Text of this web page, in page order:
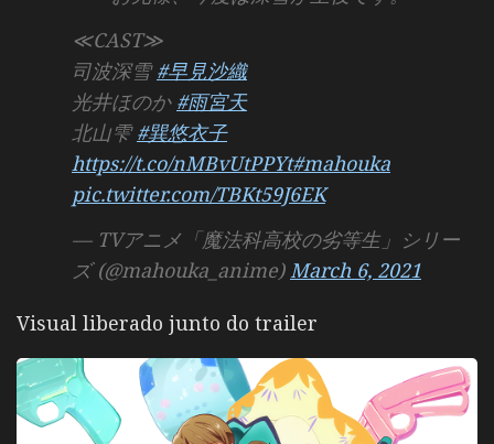
≪CAST≫
司波深雪#早見沙織
光井ほのか #雨宮天
北山雫#巽悠衣子
https://t.co/nMBvUtPPYt#mahouka
pic.twitter.com/TBKt59J6EK
— TVアニメ「魔法科高校の劣等生」シリー
ズ (@mahouka_anime)March 6, 2021
Visual liberado junto do trailer